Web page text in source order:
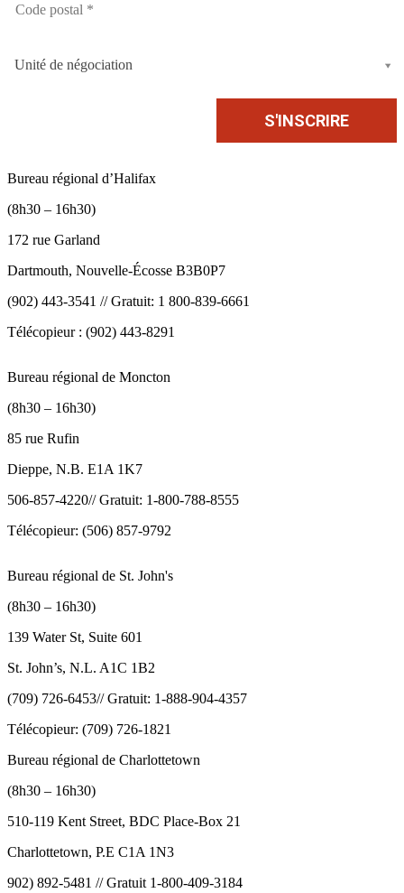
Unité de négociation
Bureau régional d’Halifax
(8h30 – 16h30)
172 rue Garland
Dartmouth, Nouvelle-Écosse B3B0P7
(902) 443-3541 // Gratuit: 1 800-839-6661
Télécopieur : (902) 443-8291
Bureau régional de Moncton
(8h30 – 16h30)
85 rue Rufin
Dieppe, N.B. E1A 1K7
506-857-4220// Gratuit: 1-800-788-8555
Télécopieur: (506) 857-9792
Bureau régional de St. John's
(8h30 – 16h30)
139 Water St, Suite 601
St. John’s, N.L. A1C 1B2
(709) 726-6453// Gratuit: 1-888-904-4357
Télécopieur: (709) 726-1821
Bureau régional de Charlottetown
(8h30 – 16h30)
510-119 Kent Street, BDC Place-Box 21
Charlottetown, P.E C1A 1N3
902) 892-5481 // Gratuit 1-800-409-3184